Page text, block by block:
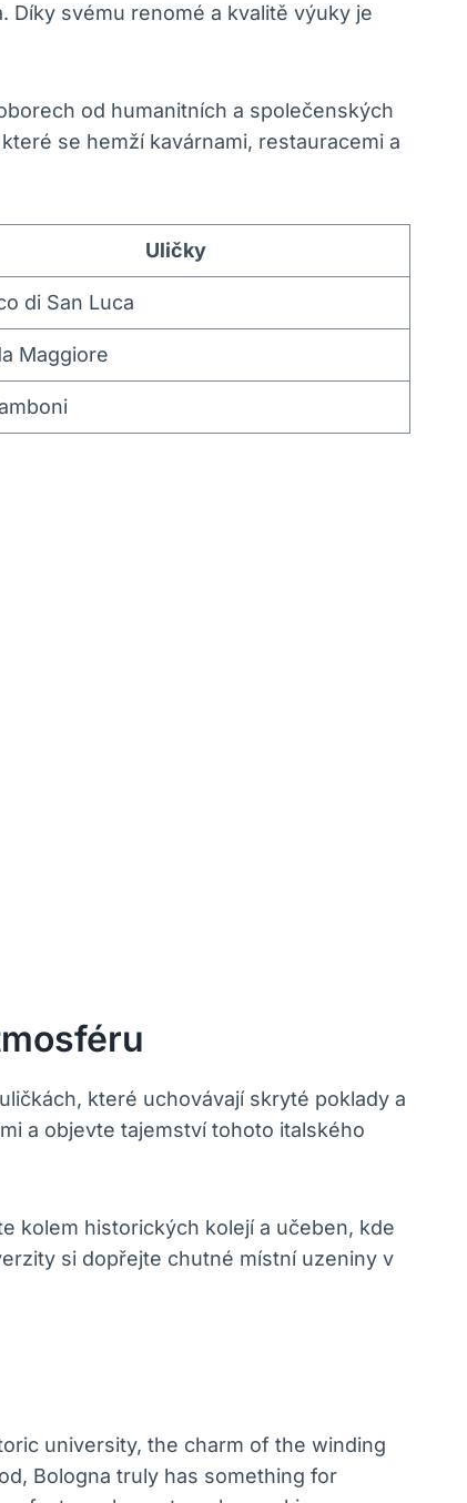
Díky svému renomé a kvalitě výuky je
od humanitních a společenských
se hemží kavárnami, restauracemi a
Uličky
di San Luca
Maggiore
které uchovávají skryté poklady a
a objevte tajemství tohoto italského
kolem historických kolejí a učeben, kde
si dopřejte chutné místní uzeniny v
university, the charm of the winding
Bologna truly has something for